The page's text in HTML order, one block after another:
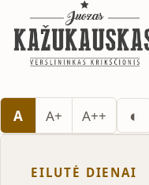
A A+ A++ ◐
EILUTĖ DIENAI